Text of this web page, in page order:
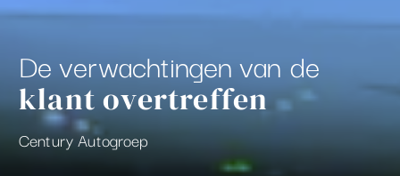
De verwachtingen van de
klant overtreffen
Century Autogroep